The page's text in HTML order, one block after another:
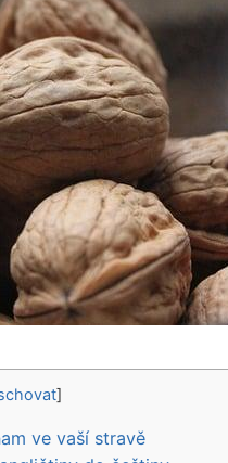
]
ve vaší stravě